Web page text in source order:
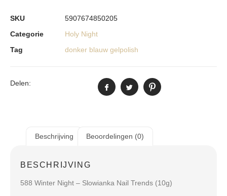
SKU
5907674850205
Categorie
Holy Night
Tag
donker blauw gelpolish
Delen:
Beschrijving Beoordelingen (0)
BESCHRIJVING
588 Winter Night – Slowianka Nail Trends (10g)